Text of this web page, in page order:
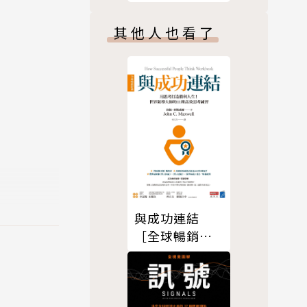
其他人也看了
與成功連結
［全球暢銷經
典］